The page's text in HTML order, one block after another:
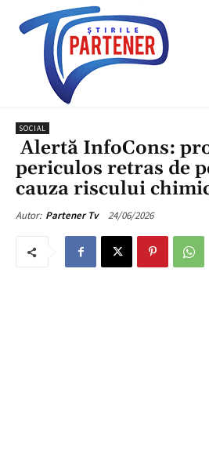
SOCIAL
Alertă InfoCons:
periculos retras de
cauza riscului
Autor: Partener Tv 24/06/2026